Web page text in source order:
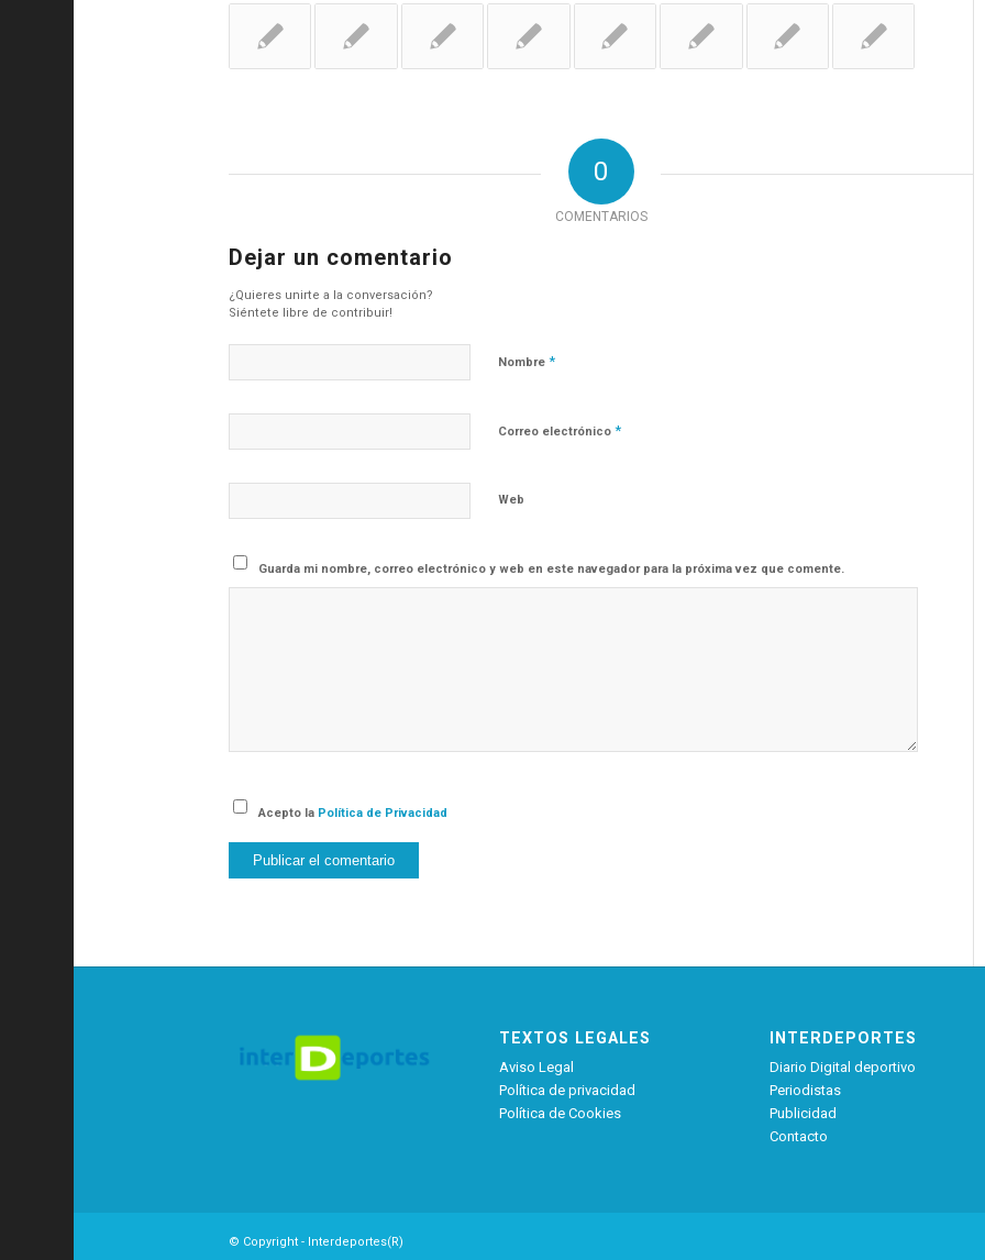
0
COMENTARIOS
Dejar un comentario
¿Quieres unirte a la conversación?
Siéntete libre de contribuir!
Nombre *
Correo electrónico *
Web
Guarda mi nombre, correo electrónico y web en este navegador para la próxima vez que comente.
Acepto la Política de Privacidad
TEXTOS LEGALES
Aviso Legal
Política de privacidad
Política de Cookies
INTERDEPORTES
Diario Digital deportivo
Periodistas
Publicidad
Contacto
© Copyright - Interdeportes(R)